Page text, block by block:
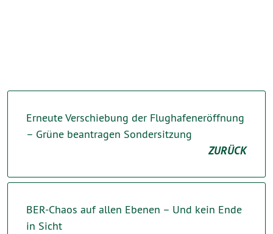
Erneute Verschiebung der Flughafeneröffnung
– Grüne beantragen Sondersitzung
ZURÜCK
BER-Chaos auf allen Ebenen – Und kein Ende
in Sicht